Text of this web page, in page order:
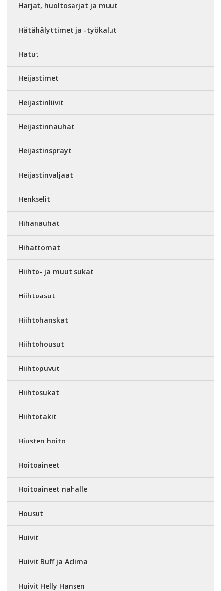
Harjat, huoltosarjat ja muut
Hätähälyttimet ja -työkalut
Hatut
Heijastimet
Heijastinliivit
Heijastinnauhat
Heijastinsprayt
Heijastinvaljaat
Henkselit
Hihanauhat
Hihattomat
Hiihto- ja muut sukat
Hiihtoasut
Hiihtohanskat
Hiihtohousut
Hiihtopuvut
Hiihtosukat
Hiihtotakit
Hiusten hoito
Hoitoaineet
Hoitoaineet nahalle
Housut
Huivit
Huivit Buff ja Aclima
Huivit Helly Hansen